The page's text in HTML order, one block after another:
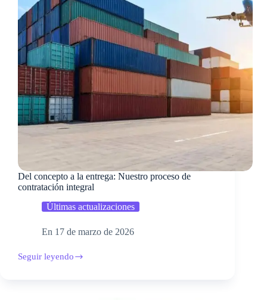
Del concepto a la entrega: Nuestro proceso de
contratación integral
Últimas actualizaciones
En 17 de marzo de 2026
Seguir leyendo